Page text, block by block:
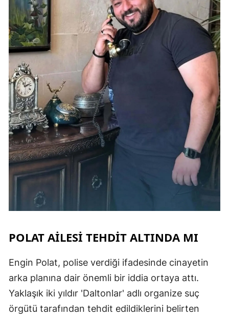
POLAT AİLESİ TEHDİT ALTINDA MI
Engin Polat, polise verdiği ifadesinde cinayetin
arka planına dair önemli bir iddia ortaya attı.
Yaklaşık iki yıldır 'Daltonlar' adlı organize suç
örgütü tarafından tehdit edildiklerini belirten